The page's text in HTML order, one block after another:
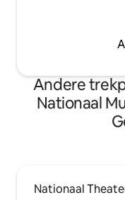
Andere
Nationaal
Nationaal